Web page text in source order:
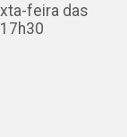
feira das